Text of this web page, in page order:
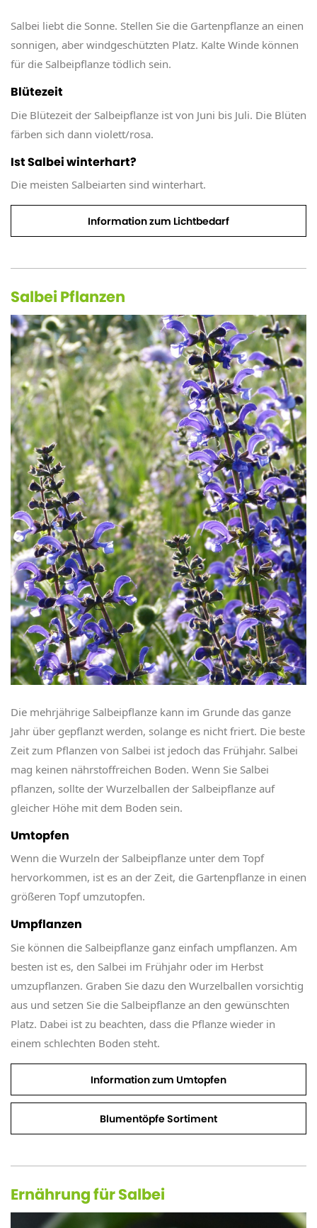
Salbei liebt die Sonne. Stellen Sie die Gartenpflanze an einen
sonnigen, aber windgeschützten Platz. Kalte Winde können
für die Salbeipflanze tödlich sein.
Blütezeit
Die Blütezeit der Salbeipflanze ist von Juni bis Juli. Die Blüten
färben sich dann violett/rosa.
Ist Salbei winterhart?
Die meisten Salbeiarten sind winterhart.
Information zum Lichtbedarf
Salbei Pflanzen
Die mehrjährige Salbeipflanze kann im Grunde das ganze
Jahr über gepflanzt werden, solange es nicht friert. Die beste
Zeit zum Pflanzen von Salbei ist jedoch das Frühjahr. Salbei
mag keinen nährstoffreichen Boden. Wenn Sie Salbei
pflanzen, sollte der Wurzelballen der Salbeipflanze auf
gleicher Höhe mit dem Boden sein.
Umtopfen
Wenn die Wurzeln der Salbeipflanze unter dem Topf
hervorkommen, ist es an der Zeit, die Gartenpflanze in einen
größeren Topf umzutopfen.
Umpflanzen
Sie können die Salbeipflanze ganz einfach umpflanzen. Am
besten ist es, den Salbei im Frühjahr oder im Herbst
umzupflanzen. Graben Sie dazu den Wurzelballen vorsichtig
aus und setzen Sie die Salbeipflanze an den gewünschten
Platz. Dabei ist zu beachten, dass die Pflanze wieder in
einem schlechten Boden steht.
Information zum Umtopfen
Blumentöpfe Sortiment
Ernährung für Salbei